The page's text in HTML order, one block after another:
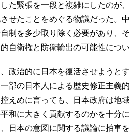
た緊張を一段と複雑にしたのが
せたことをめぐる物議だった。
制を多少取り除く必要があり、
自衛権と防衛輸出の可能性につ
政治的に日本を復活させようと
部の日本人による歴史修正主義
えめに言っても、日本政府は地
和に大きく貢献するのかを十分
日本の意図に関する議論に拍車